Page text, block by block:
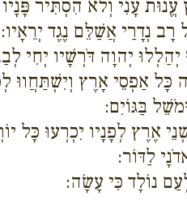
עָנִי וְלֹא הִסְתִּיר
נְדָרַי אֲשַׁלֵּם נֶגֶד יְרֵאָיו:
יְהַלְלוּ יְהוָה דֹּרְשָׁיו יְחִי
כָּל אַפְסֵי אָרֶץ וְיִשְׁתַּחֲווּ
בַּגּוֹיִם:
אֶרֶץ לְפָנָיו יִכְרְעוּ כָּל
לַדּוֹר:
נוֹלָד כִּי עָשָׂה: